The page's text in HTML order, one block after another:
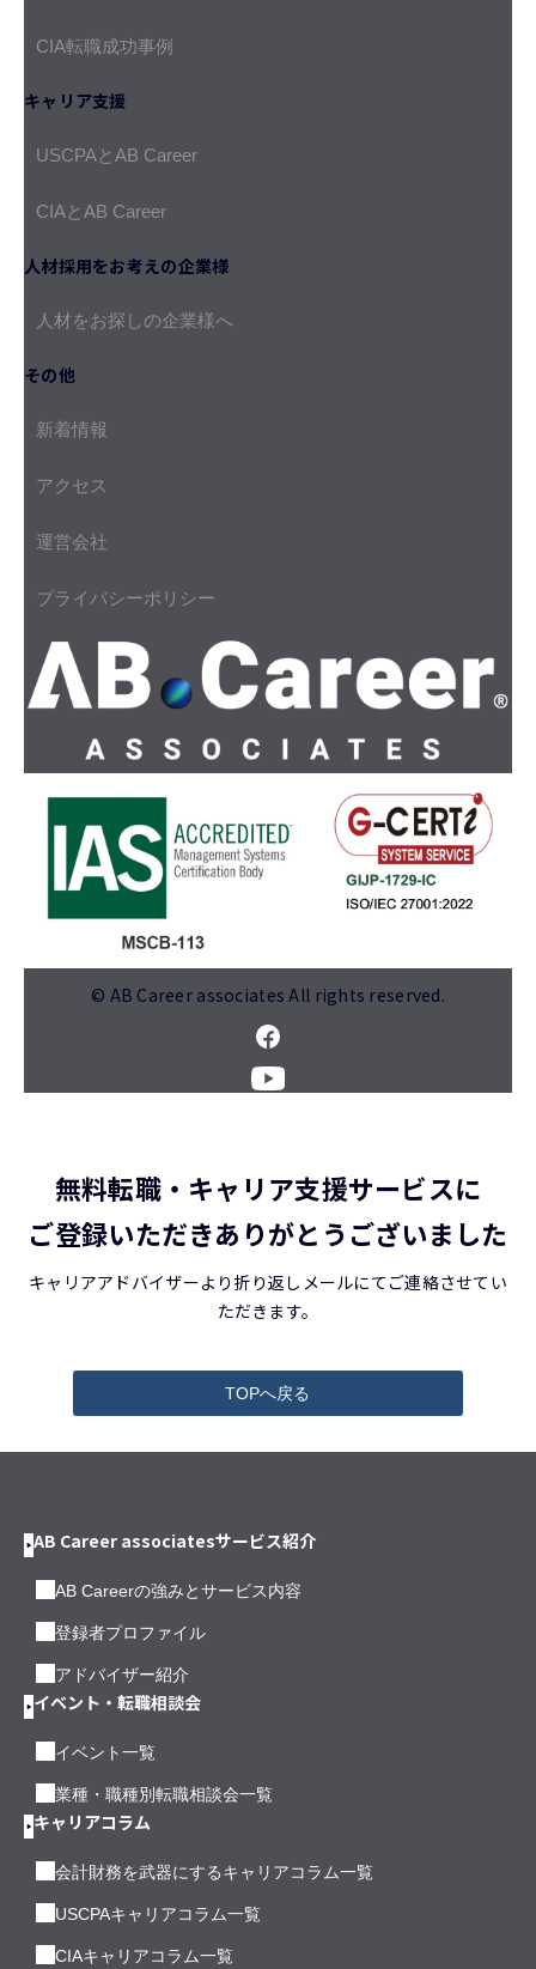
CIA転職成功事例
キャリア支援
USCPAとAB Career
CIAとAB Career
人材採用をお考えの企業様
人材をお探しの企業様へ
その他
新着情報
アクセス
運営会社
プライバシーポリシー
© AB Career associates All rights reserved.
無料転職・キャリア支援サービスに
ご登録いただきありがとうございました
キャリアアドバイザーより折り返しメールにてご連絡させてい
ただきます。
TOPへ戻る
AB Career associatesサービス紹介
AB Careerの強みとサービス内容
登録者プロファイル
アドバイザー紹介
イベント・転職相談会
イベント一覧
業種・職種別転職相談会一覧
キャリアコラム
会計財務を武器にするキャリアコラム一覧
USCPAキャリアコラム一覧
CIAキャリアコラム一覧